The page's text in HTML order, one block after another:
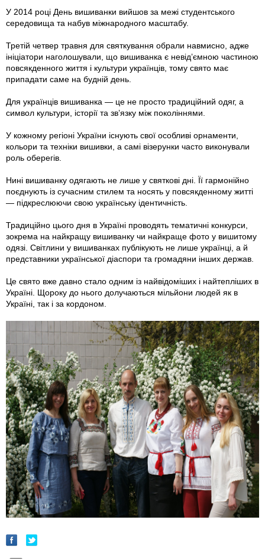
У 2014 році День вишиванки вийшов за межі студентського
середовища та набув міжнародного масштабу.
Третій четвер травня для святкування обрали навмисно, адже
ініціатори наголошували, що вишиванка є невід’ємною частиною
повсякденного життя і культури українців, тому свято має
припадати саме на будній день.
Для українців вишиванка — це не просто традиційний одяг, а
символ культури, історії та зв’язку між поколіннями.
У кожному регіоні України існують свої особливі орнаменти,
кольори та техніки вишивки, а самі візерунки часто виконували
роль оберегів.
Нині вишиванку одягають не лише у святкові дні. Її гармонійно
поєднують із сучасним стилем та носять у повсякденному житті
— підкреслюючи свою українську ідентичність.
Традиційно цього дня в Україні проводять тематичні конкурси,
зокрема на найкращу вишиванку чи найкраще фото у вишитому
одязі. Світлини у вишиванках публікують не лише українці, а й
представники української діаспори та громадяни інших держав.
Це свято вже давно стало одним із найвідоміших і найтепліших в
Україні. Щороку до нього долучаються мільйони людей як в
Україні, так і за кордоном.